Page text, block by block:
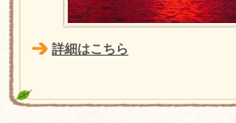
詳細はこちら